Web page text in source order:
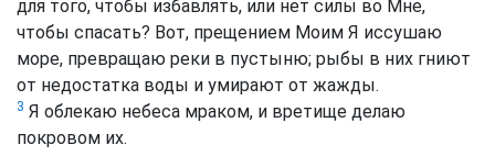
для того, чтобы избавлять, или нет силы во Мне,
чтобы спасать? Вот, прещением Моим Я иссушаю
море, превращаю реки в пустыню; рыбы в них гниют
от недостатка воды и умирают от жажды.
3 Я облекаю небеса мраком, и вретище делаю
покровом их.